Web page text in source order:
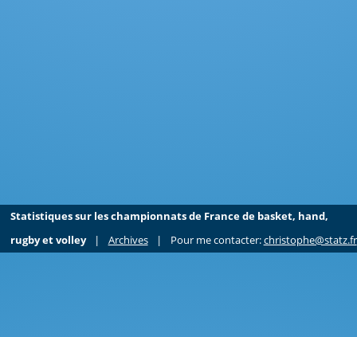
Statistiques sur les championnats de France de basket, hand,
rugby et volley
| Archives | Pour me contacter:christophe@statz.fr